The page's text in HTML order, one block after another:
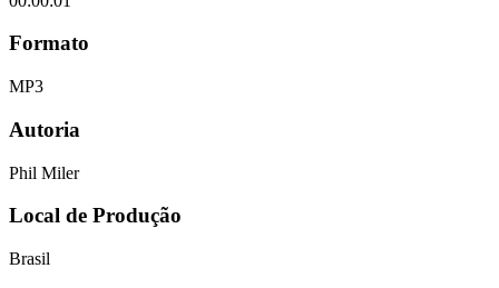
Formato
MP3
Autoria
Phil Miler
Local de Produção
Brasil